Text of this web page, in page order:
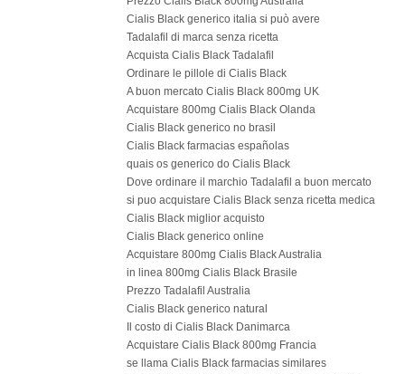
Cialis Black generico italia si può avere
Tadalafil di marca senza ricetta
Acquista Cialis Black Tadalafil
Ordinare le pillole di Cialis Black
A buon mercato Cialis Black 800mg UK
Acquistare 800mg Cialis Black Olanda
Cialis Black generico no brasil
Cialis Black farmacias españolas
quais os generico do Cialis Black
Dove ordinare il marchio Tadalafil a buon mercato
si puo acquistare Cialis Black senza ricetta medica
Cialis Black miglior acquisto
Cialis Black generico online
Acquistare 800mg Cialis Black Australia
in linea 800mg Cialis Black Brasile
Prezzo Tadalafil Australia
Cialis Black generico natural
Il costo di Cialis Black Danimarca
Acquistare Cialis Black 800mg Francia
se llama Cialis Black farmacias similares